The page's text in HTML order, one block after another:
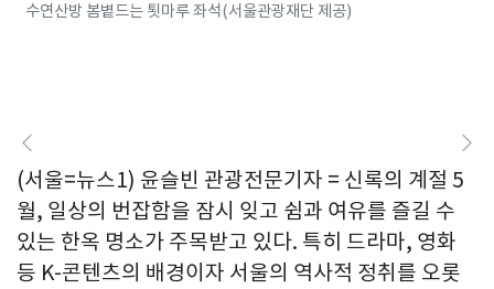
수연산방 봄볕드는 툇마루 좌석(서울관광재단 제공)
(서울=뉴스1) 윤슬빈 관광전문기자 = 신록의 계절 5
월, 일상의 번잡함을 잠시 잊고 쉼과 여유를 즐길 수
있는 한옥 명소가 주목받고 있다. 특히 드라마, 영화
등 K-콘텐츠의 배경이자 서울의 역사적 정취를 오롯